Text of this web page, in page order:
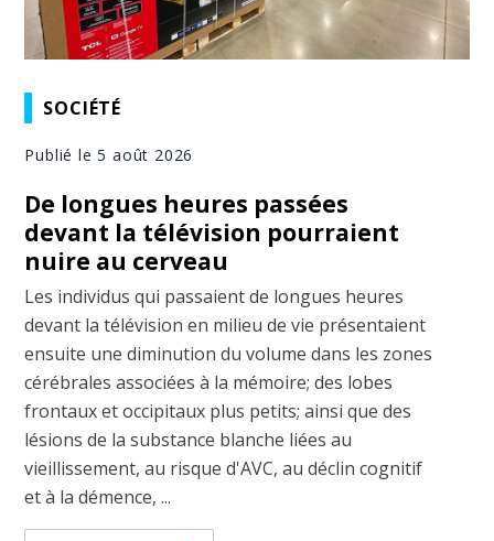
SOCIÉTÉ
Publié le 5 août 2026
De longues heures passées
devant la télévision pourraient
nuire au cerveau
Les individus qui passaient de longues heures
devant la télévision en milieu de vie présentaient
ensuite une diminution du volume dans les zones
cérébrales associées à la mémoire; des lobes
frontaux et occipitaux plus petits; ainsi que des
lésions de la substance blanche liées au
vieillissement, au risque d'AVC, au déclin cognitif
et à la démence, ...